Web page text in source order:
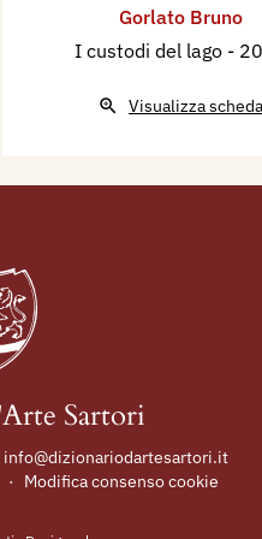
Gorlato Bruno
I custodi del lago -
Visualizza scheda
Sartori
info@dizionariodartesartori.it
· Modifica consenso cookie